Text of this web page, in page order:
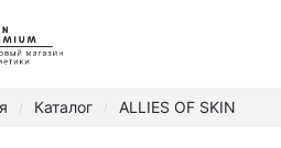
/ Каталог / ALLIES OF SKIN